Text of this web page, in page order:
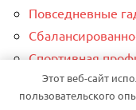
Повседневные
Спортивная
Финансовая
Этот веб-сайт
пользовательского